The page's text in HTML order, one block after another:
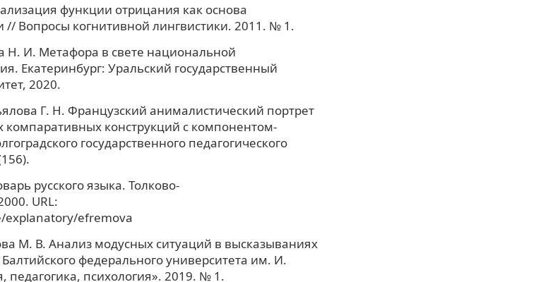
функции отрицания как основа
// Вопросы когнитивной лингвистики. 2011. № 1.
Н. И. Метафора в свете национальной
Екатеринбург: Уральский государственный
2020.
Г. Н. Французский анималистический портрет
компаративных конструкций с компонентом-
государственного педагогического
русского языка. Толково-
URL:
explanatory/efremova
М. В. Анализ модусных ситуаций в высказываниях
федерального университета им. И.
педагогика, психология». 2019. № 1.